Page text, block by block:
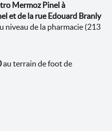
Mermoz Pinel à
et de la rue Edouard Branly
niveau de la pharmacie (213
au terrain de foot de